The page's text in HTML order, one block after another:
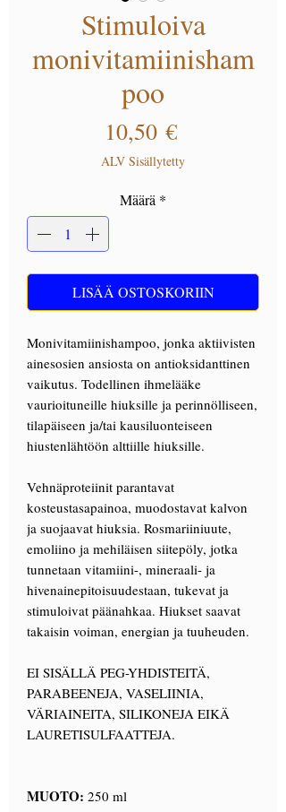
Stimuloiva
monivitamiinisham
poo
10,50 €Hinta
ALV Sisällytetty
Määrä *
LISÄÄ OSTOSKORIIN
Monivitamiinishampoo, jonka aktiivisten
ainesosien ansiosta on antioksidanttinen
vaikutus. Todellinen ihmelääke
vaurioituneille hiuksille ja perinnölliseen,
tilapäiseen ja/tai kausiluonteiseen
hiustenlähtöön alttiille hiuksille.
Vehnäproteiinit parantavat
kosteustasapainoa, muodostavat kalvon
ja suojaavat hiuksia. Rosmariiniuute,
emoliino ja mehiläisen siitepöly, jotka
tunnetaan vitamiini-, mineraali- ja
hivenainepitoisuudestaan, tukevat ja
stimuloivat päänahkaa. Hiukset saavat
takaisin voiman, energian ja tuuheuden.
EI SISÄLLÄ PEG-YHDISTEITÄ,
PARABEENEJA, VASELIINIA,
VÄRIAINEITA, SILIKONEJA EIKÄ
LAURETISULFAATTEJA.
MUOTO: 250 ml